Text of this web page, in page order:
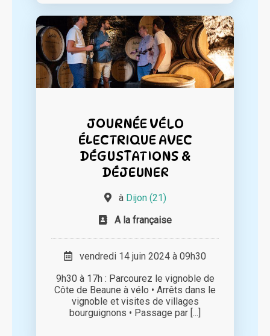
JOURNÉE VÉLO
ÉLECTRIQUE AVEC
DÉGUSTATIONS &
DÉJEUNER
à Dijon (21)
A la française
vendredi 14 juin 2024 à 09h30
9h30 à 17h : Parcourez le vignoble de
Côte de Beaune à vélo • Arrêts dans le
vignoble et visites de villages
bourguignons • Passage par [...]